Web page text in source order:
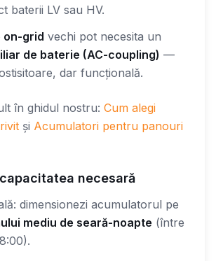
baterii LV sau HV.
on-grid vechi pot necesita un
de baterie (AC-coupling) —
dar funcțională.
în ghidul nostru: Cum alegi
și Acumulatori pentru panouri
necesară
dimensionezi acumulatorul pe
mediu de seară-noapte (între